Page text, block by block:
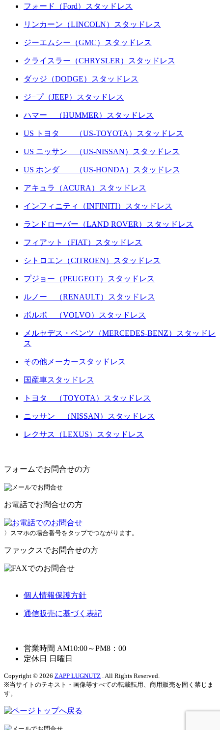
フォード（Ford）スタッドレス
リンカーン（LINCOLN）スタッドレス
ジーエムシー（GMC）スタッドレス
クライスラー（CHRYSLER）スタッドレス
ダッジ（DODGE）スタッドレス
ジ−プ（JEEP）スタッドレス
ハマー （HUMMER）スタッドレス
US トヨタ （US-TOYOTA）スタッドレス
US ニッサン （US-NISSAN）スタッドレス
US ホンダ （US-HONDA）スタッドレス
アキュラ（ACURA）スタッドレス
インフィニティ（INFINITI）スタッドレス
ランドローバー（LAND ROVER）スタッドレス
フィアット（FIAT）スタッドレス
シトロエン（CITROEN）スタッドレス
プジョー（PEUGEOT）スタッドレス
ルノー （RENAULT）スタッドレス
ボルボ （VOLVO）スタッドレス
メルセデス・ベンツ（MERCEDES-BENZ）スタッドレ
ス
その他メーカースタッドレス
国産車スタッドレス
トヨタ （TOYOTA）スタッドレス
ニッサン （NISSAN）スタッドレス
レクサス（LEXUS）スタッドレス
フォームでお問合せの方
お電話でお問合せの方
〉スマホの場合番号をタップでつながります。
ファックスでお問合せの方
個人情報保護方針
通信販売に基づく表記
営業時間 AM10:00～PM8：00
定休日 日曜日
Copyright © 2026 ZAPP LUGNUTZ . All Rights Reserved.
※当サイトのテキスト・画像等すべての転載転用、商用販売を固く禁じま
す。